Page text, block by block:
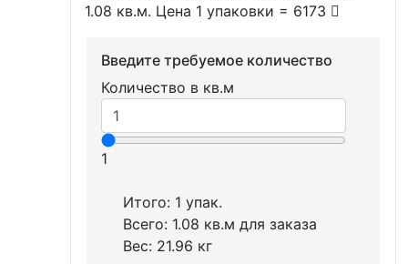
1.08 кв.м. Цена 1 упаковки = 6173
Введите требуемое количество
Количество в кв.м
1
Итого: 1 упак.
Всего: 1.08 кв.м для заказа
Вес: 21.96 кг